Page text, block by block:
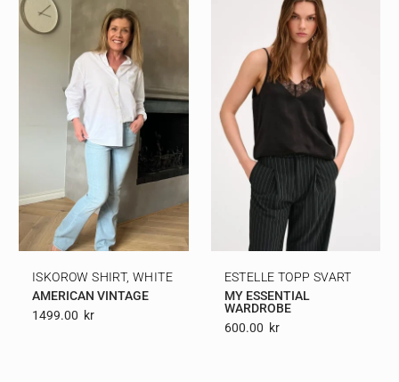
ISKOROW SHIRT, WHITE
AMERICAN VINTAGE
1499.00 Kr
ESTELLE TOPP SVART
MY ESSENTIAL
WARDROBE
600.00 Kr